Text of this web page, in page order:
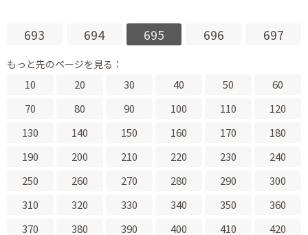
693 694 695 696 697
もっと先のページを見る：
10 20 30 40 50
60
70
80 90 100 110
120
130
140 150 160 170
180
190
200 210 220 230
240
250
260 270 280 290
300
310
320 330 340 350
360
370
380 390 400 410
420